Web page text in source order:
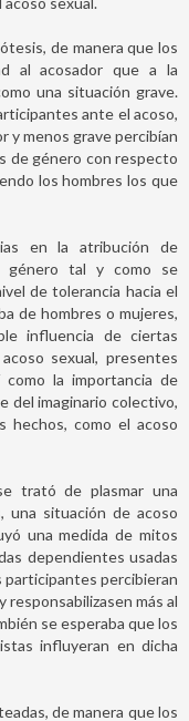
de manera que los
al acosador que a la
una situación grave.
ante el acoso,
y menos grave percibían
de género con respecto
los hombres los que
en la atribución de
género tal y como se
de tolerancia hacia el
de hombres o mujeres,
influencia de ciertas
sexual, presentes
la importancia de
del imaginario colectivo,
hechos, como el acoso
trató de plasmar una
una situación de acoso
una medida de mitos
dependientes usadas
participantes percibieran
responsabilizasen más al
se esperaba que los
influyeran en dicha
de manera que los